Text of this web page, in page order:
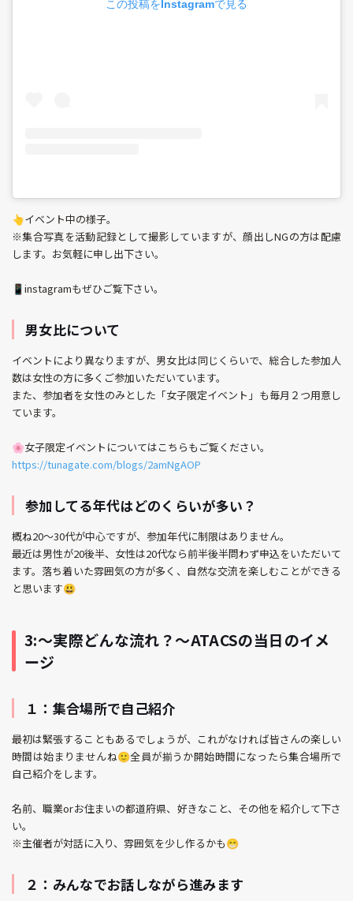
この投稿をInstagramで見る
👆イベント中の様子。
※集合写真を活動記録として撮影していますが、顔出しNGの方は配慮
します。お気軽に申し出下さい。
📱instagramもぜひご覧下さい。
男女比について
イベントにより異なりますが、男女比は同じくらいで、総合した参加人
数は女性の方に多くご参加いただいています。
また、参加者を女性のみとした「女子限定イベント」も毎月２つ用意し
ています。
🌸女子限定イベントについてはこちらもご覧ください。
https://tunagate.com/blogs/2amNgAOP
参加してる年代はどのくらいが多い？
概ね20〜30代が中心ですが、参加年代に制限はありません。
最近は男性が20後半、女性は20代なら前半後半問わず申込をいただいて
ます。落ち着いた雰囲気の方が多く、自然な交流を楽しむことができる
と思います😃
3:〜実際どんな流れ？〜ATACSの当日のイメ
ージ
１：集合場所で自己紹介
最初は緊張することもあるでしょうが、これがなければ皆さんの楽しい
時間は始まりませんね🙂全員が揃うか開始時間になったら集合場所で
自己紹介をします。
名前、職業orお住まいの都道府県、好きなこと、その他を紹介して下さ
い。
※主催者が対話に入り、雰囲気を少し作るかも😁
２：みんなでお話しながら進みます